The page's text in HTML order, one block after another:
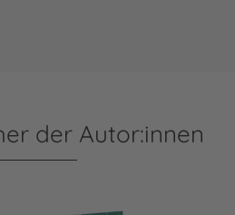
der Autor:innen